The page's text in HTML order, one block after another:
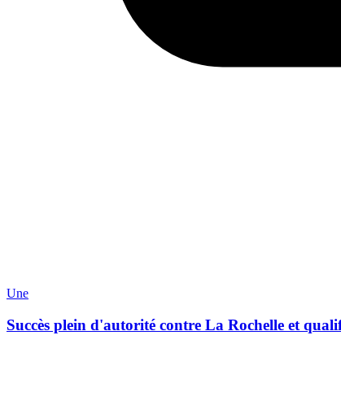
Une
Succès plein d'autorité contre La Rochelle et